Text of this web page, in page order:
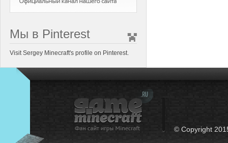
Мы в Pinterest
Visit Sergey Minecraft's profile on Pinterest.
© Copyright